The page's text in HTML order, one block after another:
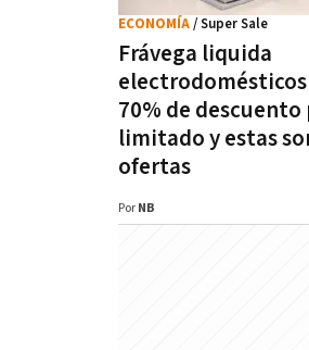
Frávega liquida
70% de
limitado y estas
ofertas
ECONOMÍA/ Super Sale
Por NB